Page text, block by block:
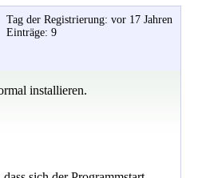
Tag der Registrierung: vor 17 Jahren
Einträge: 9
installieren.